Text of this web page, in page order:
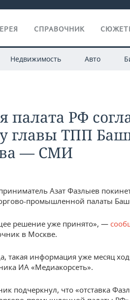
СПРАВОЧНИК
Недвижимость Авто
палата РФ
главы ТПП
— СМИ
Азат Фазлыев
промышленной палаты
решение уже принято», —
в Москве.
такая информация уже месяц
ИА «Медиакорсеть».
подчеркнул, что «отставка